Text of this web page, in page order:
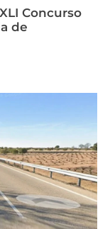
Concurso
de